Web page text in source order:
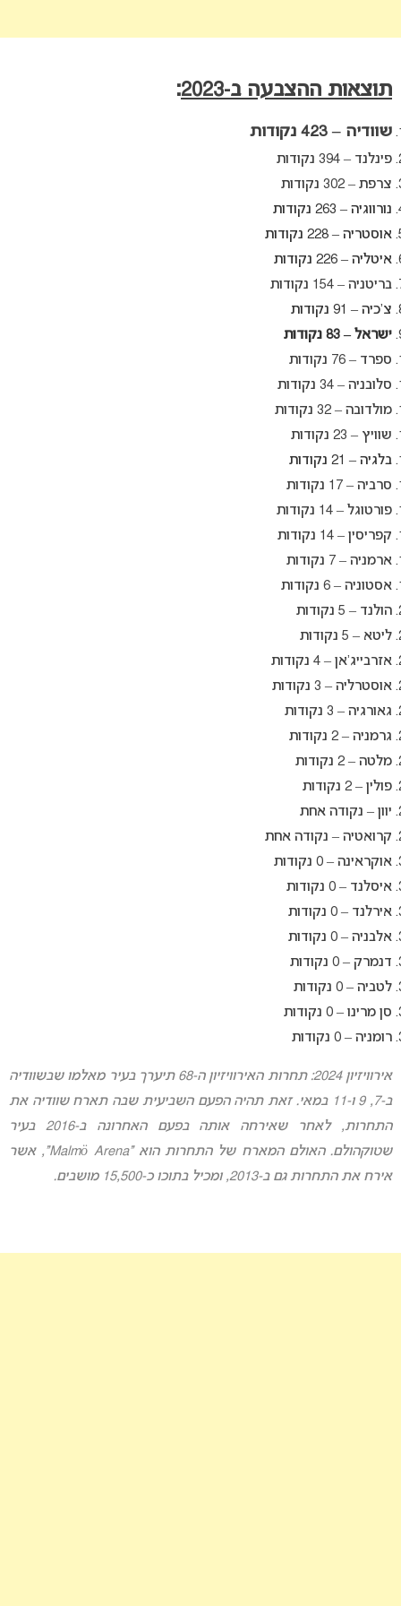
תוצאות ההצבעה ב-2023 :
שוודיה – 423 נקודות
פינלנד – 394 נקודות
צרפת – 302 נקודות
נורווגיה – 263 נקודות
אוסטריה – 228 נקודות
איטליה – 226 נקודות
בריטניה – 154 נקודות
צ’כיה – 91 נקודות
ישראל – 83 נקודות
ספרד – 76 נקודות
סלובניה – 34 נקודות
מולדובה – 32 נקודות
שוויץ – 23 נקודות
בלגיה – 21 נקודות
סרביה – 17 נקודות
פורטוגל – 14 נקודות
קפריסין – 14 נקודות
ארמניה – 7 נקודות
אסטוניה – 6 נקודות
הולנד – 5 נקודות
ליטא – 5 נקודות
אזרבייג’אן – 4 נקודות
אוסטרליה – 3 נקודות
גאורגיה – 3 נקודות
גרמניה – 2 נקודות
מלטה – 2 נקודות
פולין – 2 נקודות
יוון – נקודה אחת
קרואטיה – נקודה אחת
אוקראינה – 0 נקודות
איסלנד – 0 נקודות
אירלנד – 0 נקודות
אלבניה – 0 נקודות
דנמרק – 0 נקודות
לטביה – 0 נקודות
סן מרינו – 0 נקודות
רומניה – 0 נקודות
אירוויזיון 2024: תחרות האירוויזיון ה-68 תיערך בעיר מאלמו שבשוודיה
ב-7, 9 ו-11 במאי. זאת תהיה הפעם השביעית שבה תארח שוודיה את
התחרות, לאחר שאירחה אותה בפעם האחרונה ב-2016 בעיר
שטוקהולם. האולם המארח של התחרות הוא “Malmö Arena”, אשר
אירח את התחרות גם ב-2013, ומכיל בתוכו כ-15,500 מושבים.